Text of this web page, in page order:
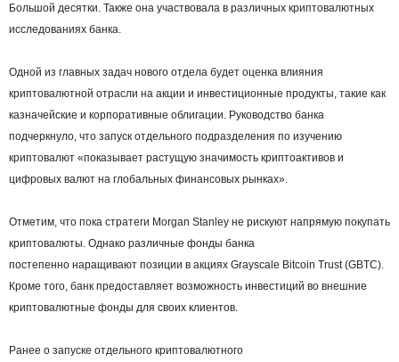
Большой десятки. Также она участвовала в различных криптовалютных
исследованиях банка.
Одной из главных задач нового отдела будет оценка влияния
криптовалютной отрасли на акции и инвестиционные продукты, такие как
казначейские и корпоративные облигации. Руководство банка
подчеркнуло, что запуск отдельного подразделения по изучению
криптовалют «показывает растущую значимость криптоактивов и
цифровых валют на глобальных финансовых рынках».
Отметим, что пока стратеги Morgan Stanley не рискуют напрямую покупать
криптовалюты. Однако различные фонды банка
постепенно наращивают позиции в акциях Grayscale Bitcoin Trust (GBTC).
Кроме того, банк предоставляет возможность инвестиций во внешние
криптовалютные фонды для своих клиентов.
Ранее о запуске отдельного криптовалютного